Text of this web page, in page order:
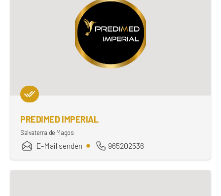
PREDIMED IMPERIAL
Salvaterra de Magos
E-Mail senden 965202536